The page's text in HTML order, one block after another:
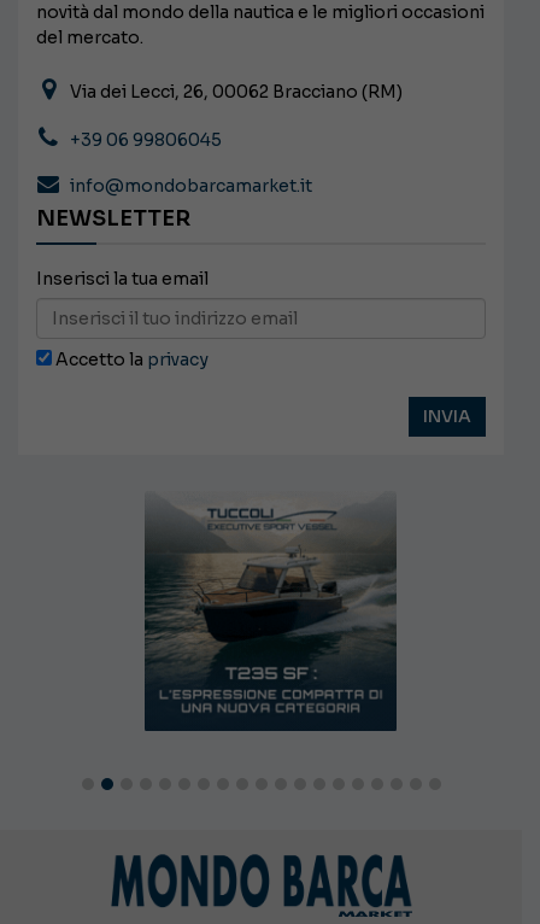
novità dal mondo della nautica e le migliori occasioni
del mercato.
Via dei Lecci, 26, 00062 Bracciano (RM)
+39 06 99806045
info@mondobarcamarket.it
NEWSLETTER
Inserisci la tua email
Accetto la privacy